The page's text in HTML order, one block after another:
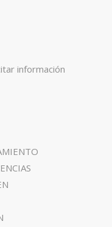
información